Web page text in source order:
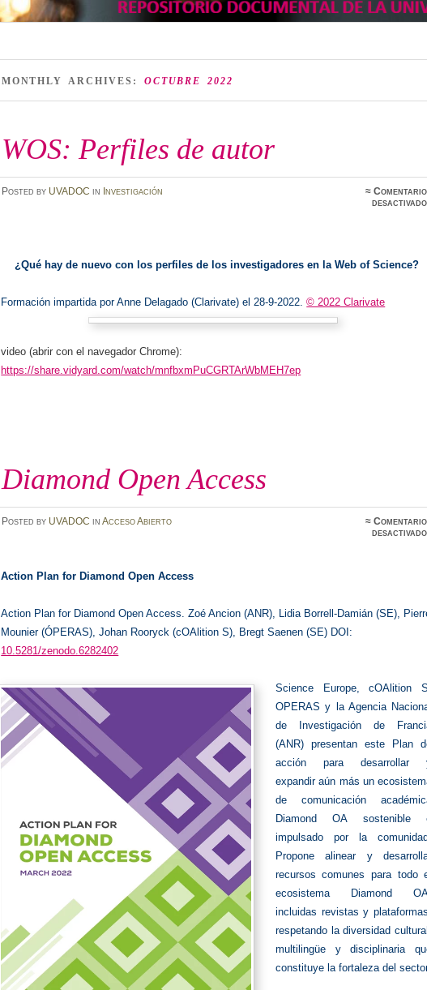
MONTHLY ARCHIVES:OCTUBRE 2022
WOS: Perfiles de autor
Posted by UVADOC in Investigación ≈
¿Qué hay de nuevo con los perfiles de los investigadores en la Web of Science?
Formación impartida por Anne Delagado (Clarivate) el 28-9-2022.© 2022 Clarivate
video (abrir con el navegador Chrome):
https://share.vidyard.com/watch/mnfbxmPuCGRTArWbMEH7ep
Diamond Open Access
Posted by UVADOC in Acceso Abierto ≈
Action Plan for Diamond Open Access
Action Plan for Diamond Open Access. Zoé Ancion (ANR), Lidia Borrell-Damián (SE),
Mounier (ÓPERAS), Johan Rooryck (cOAlition S), Bregt Saenen (SE) DOI:
10.5281/zenodo.6282402
Science Europe, cOAlition
OPERAS y la Agencia
de Investigación de
(ANR) presentan este Plan
acción para desarrollar
expandir aún más un
de comunicación
Diamond OA sostenible
impulsado por la
Propone alinear y
recursos comunes para todo
ecosistema Diamond
incluidas revistas y
respetando la diversidad
multilingüe y disciplinaria
constituye la fortaleza del